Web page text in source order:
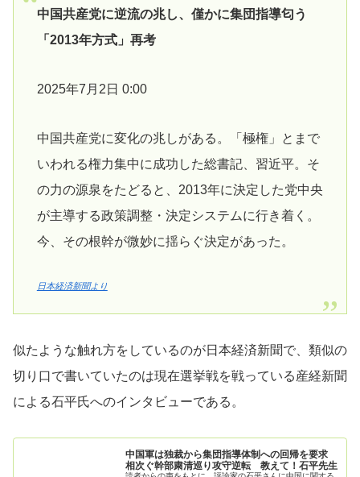
中国共産党に逆流の兆し、僅かに集団指導匂う
「2013年方式」再考
2025年7月2日 0:00
中国共産党に変化の兆しがある。「極権」とまで
いわれる権力集中に成功した総書記、習近平。そ
の力の源泉をたどると、2013年に決定した党中央
が主導する政策調整・決定システムに行き着く。
今、その根幹が微妙に揺らぐ決定があった。
日本経済新聞より
似たような触れ方をしているのが日本経済新聞で、類似の
切り口で書いていたのは現在選挙戦を戦っている産経新聞
による石平氏へのインタビューである。
中国軍は独裁から集団指導体制への回帰を要求
相次ぐ幹部粛清巡り攻守逆転 教えて！石平先生